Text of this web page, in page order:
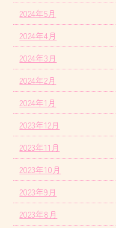
2024年5月
2024年4月
2024年3月
2024年2月
2024年1月
2023年12月
2023年11月
2023年10月
2023年9月
2023年8月